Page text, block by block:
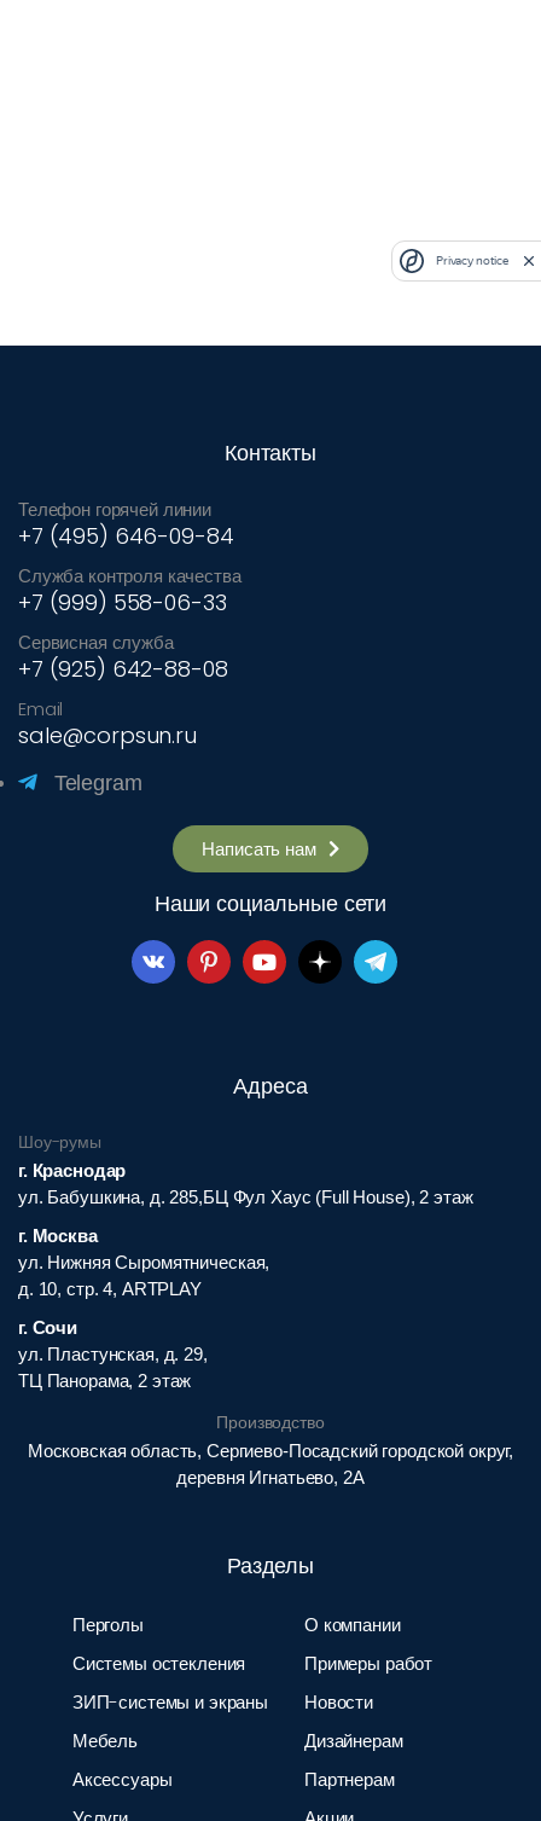
Разделы
Перголы
Системы остекления
ЗИП-системы и экраны
Мебель
Аксессуары
О компании
Примеры работ
Новости
Дизайнерам
Партнерам
Адреса
Шоу-румы
г. Краснодар
ул. Бабушкина, д. 285,БЦ Фул Хаус (Full House), 2 этаж
г. Москва
ул. Нижняя Сыромятническая,
д. 10, стр. 4, ARTPLAY
г. Сочи
ул. Пластунская, д. 29,
ТЦ Панорама, 2 этаж
Производство
Московская область, Сергиево-Посадский городской округ,
деревня Игнатьево, 2А
Контакты
Телефон горячей линии
+7 (495) 646-09-84
Служба контроля качества
+7 (999) 558-06-33
Сервисная служба
+7 (925) 642-88-08
Email
sale@corpsun.ru
Telegram
Написать нам
Наши социальные сети
Privacy notice